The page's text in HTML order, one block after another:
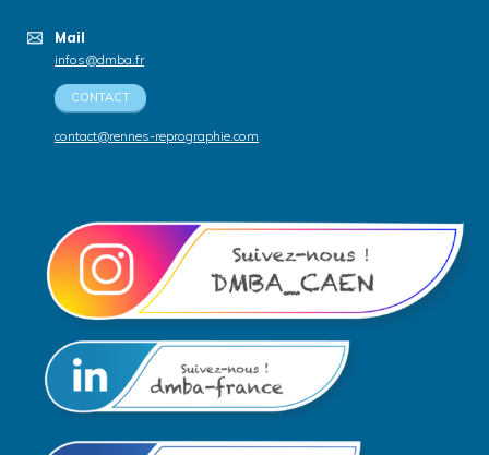
Mail
infos@dmba.fr
CONTACT
contact@rennes-reprographie.com